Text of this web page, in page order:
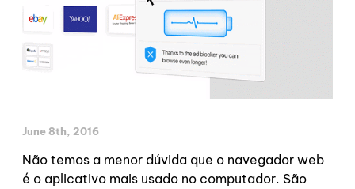
June 8th, 2016
Não temos a menor dúvida que o navegador web
é o aplicativo mais usado no computador. São